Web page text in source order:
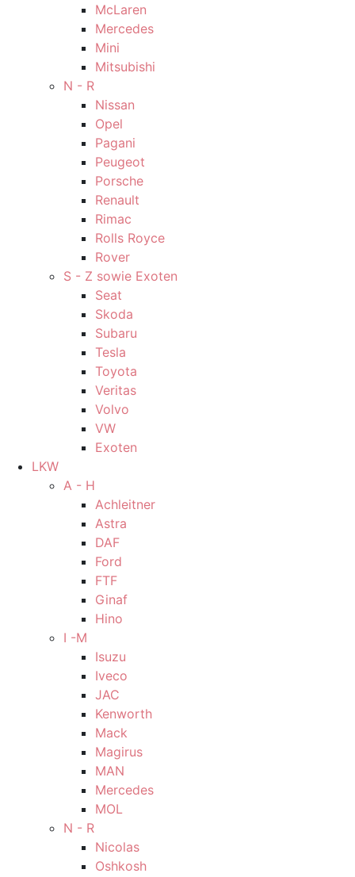
McLaren
Mercedes
Mini
Mitsubishi
N - R
Nissan
Opel
Pagani
Peugeot
Porsche
Renault
Rimac
Rolls Royce
Rover
S - Z sowie Exoten
Seat
Skoda
Subaru
Tesla
Toyota
Veritas
Volvo
VW
Exoten
LKW
A - H
Achleitner
Astra
DAF
Ford
FTF
Ginaf
Hino
I -M
Isuzu
Iveco
JAC
Kenworth
Mack
Magirus
MAN
Mercedes
MOL
N - R
Nicolas
Oshkosh